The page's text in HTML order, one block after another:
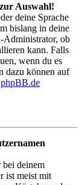
Auswahl!
deine Sprache
bislang in deine
Administrator, ob
kann. Falls
wenn du es
dazu können auf
phpBB.de
deinem
ist meist mit